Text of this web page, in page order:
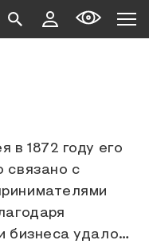
в 1872 году его
связано с
бизнеса удалось